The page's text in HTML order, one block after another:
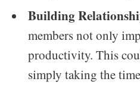
Building
members not only
productivity. This
simply taking the